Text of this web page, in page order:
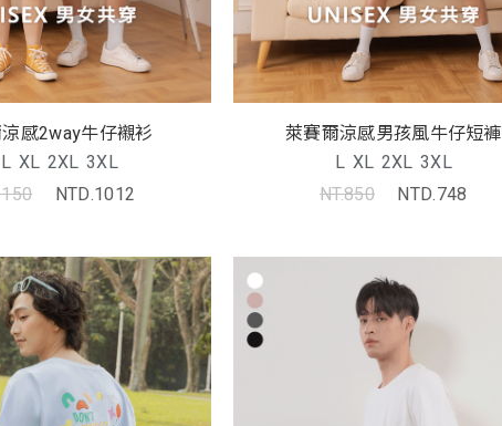
感2way牛仔襯衫
L XL 2XL 3XL
NTD.1012
萊賽爾涼感男孩風牛仔短褲
L XL 2XL 3XL
NT.850
NTD.748